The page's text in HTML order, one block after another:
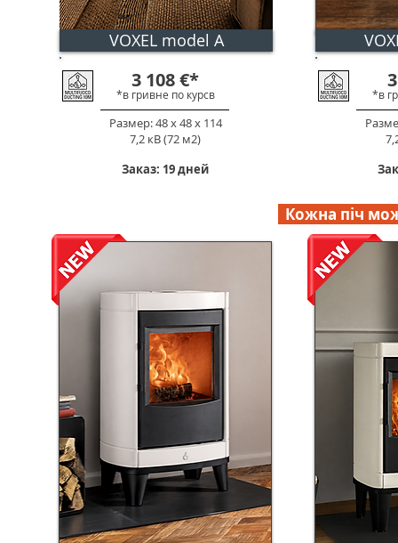
3 108€*
*в гривне по курсв
Размер: 48 х 48 х 114
7,2 кВ (72 м2)
Заказ: 19 дней
VOXEL model A
*в
Кожна піч